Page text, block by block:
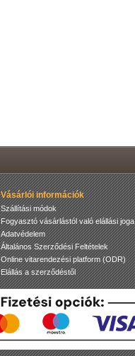
Vásárlói információk
Szállítási módok
Fogyasztó vásárlástól való elállási joga
Adatvédelem
Általános Szerződési Feltételek
Online vitarendezési platform (ODR)
Elállás a szerződéstől